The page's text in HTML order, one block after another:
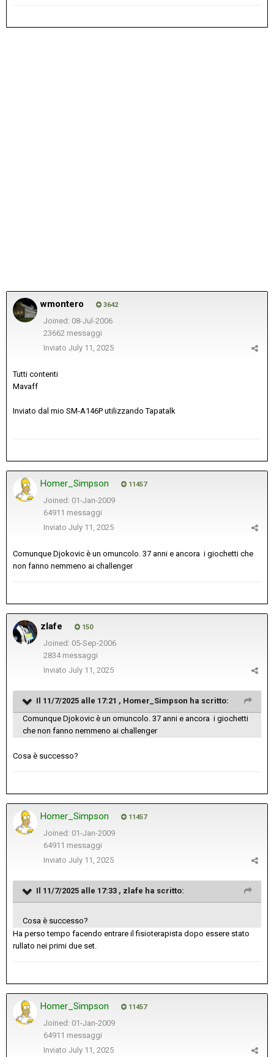
wmontero 3642
Joined: 08-Jul-2006
23662 messaggi
Inviato July 11, 2025
Tutti contenti
Mavaff
Inviato dal mio SM-A146P utilizzando Tapatalk
Homer_Simpson 11457
Joined: 01-Jan-2009
64911 messaggi
Inviato July 11, 2025
Comunque Djokovic è un omuncolo. 37 anni e ancora i giochetti che
non fanno nemmeno ai challenger
zlafe 150
Joined: 05-Sep-2006
2834 messaggi
Inviato July 11, 2025
Il 11/7/2025 alle 17:21 , Homer_Simpson ha scritto:
Comunque Djokovic è un omuncolo. 37 anni e ancora i giochetti
che non fanno nemmeno ai challenger
Cosa è successo?
Homer_Simpson 11457
Joined: 01-Jan-2009
64911 messaggi
Inviato July 11, 2025
Il 11/7/2025 alle 17:33 , zlafe ha scritto:
Cosa è successo?
Ha perso tempo facendo entrare il fisioterapista dopo essere stato
rullato nei primi due set.
Homer_Simpson 11457
Joined: 01-Jan-2009
64911 messaggi
Inviato July 11, 2025